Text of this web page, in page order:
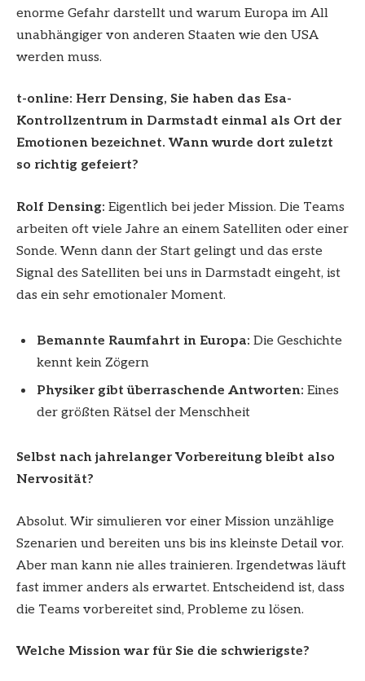
enorme Gefahr darstellt und warum Europa im All
unabhängiger von anderen Staaten wie den USA
werden muss.
t-online: Herr Densing, Sie haben das Esa-
Kontrollzentrum in Darmstadt einmal als Ort der
Emotionen bezeichnet. Wann wurde dort zuletzt
so richtig gefeiert?
Rolf Densing: Eigentlich bei jeder Mission. Die Teams
arbeiten oft viele Jahre an einem Satelliten oder einer
Sonde. Wenn dann der Start gelingt und das erste
Signal des Satelliten bei uns in Darmstadt eingeht, ist
das ein sehr emotionaler Moment.
Bemannte Raumfahrt in Europa: Die Geschichte
kennt kein Zögern
Physiker gibt überraschende Antworten: Eines
der größten Rätsel der Menschheit
Selbst nach jahrelanger Vorbereitung bleibt also
Nervosität?
Absolut. Wir simulieren vor einer Mission unzählige
Szenarien und bereiten uns bis ins kleinste Detail vor.
Aber man kann nie alles trainieren. Irgendetwas läuft
fast immer anders als erwartet. Entscheidend ist, dass
die Teams vorbereitet sind, Probleme zu lösen.
Welche Mission war für Sie die schwierigste?